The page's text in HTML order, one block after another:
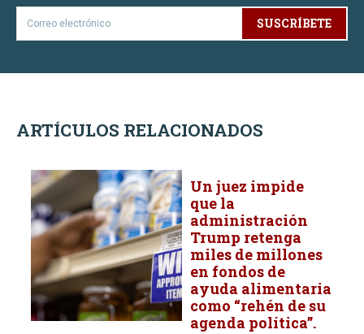
SUSCRÍBETE
ARTÍCULOS RELACIONADOS
Un juez impide
que la
administración
Trump retenga
miles de millones
en fondos de
ayuda alimentaria
como “rehén de su
agenda política”.